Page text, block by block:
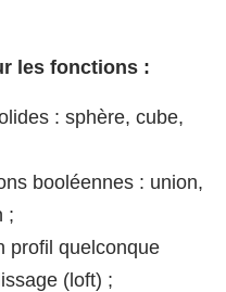
les fonctions :
: sphère, cube,
booléennes : union,
;
profil quelconque
(loft) ;